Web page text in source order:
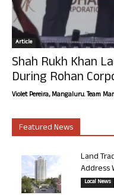
Article
Shah Rukh Khan
During Rohan
Violet Pereira, Mangaluru. Team
Featured News
Land
Address
Local News